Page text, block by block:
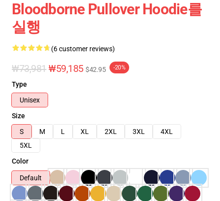
Bloodborne Pullover Hoodie를
실행
(6 customer reviews)
₩73,981 ₩59,185 $42.95 -20%
Type
Unisex
Size
S
M L XL 2XL 3XL
4XL
5XL
Color
Default